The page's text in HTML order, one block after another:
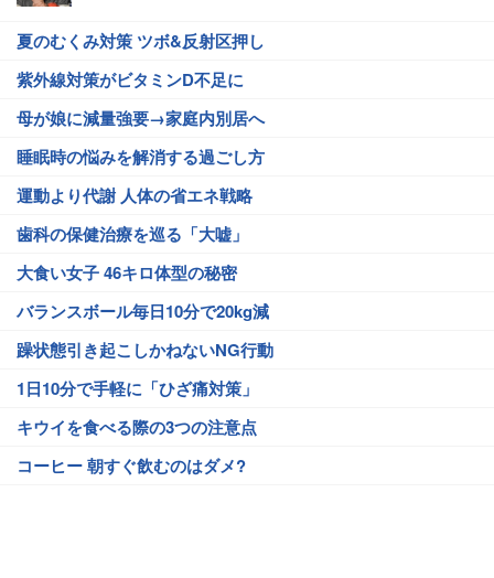
夏のむくみ対策 ツボ&反射区押し
紫外線対策がビタミンD不足に
母が娘に減量強要→家庭内別居へ
睡眠時の悩みを解消する過ごし方
運動より代謝 人体の省エネ戦略
歯科の保健治療を巡る「大嘘」
大食い女子 46キロ体型の秘密
バランスボール毎日10分で20kg減
躁状態引き起こしかねないNG行動
1日10分で手軽に「ひざ痛対策」
キウイを食べる際の3つの注意点
コーヒー 朝すぐ飲むのはダメ?